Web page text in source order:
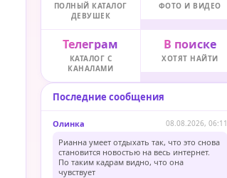
ПОЛНЫЙ КАТАЛОГ
ДЕВУШЕК
ФОТО И ВИДЕО
Телеграм
КАТАЛОГ С
КАНАЛАМИ
В поиске
ХОТЯТ НАЙТИ
Последние сообщения
Олинка 08.08.2026, 06:11
Рианна умеет отдыхать так, что это снова
становится новостью на весь интернет.
По таким кадрам видно, что она
чувствует